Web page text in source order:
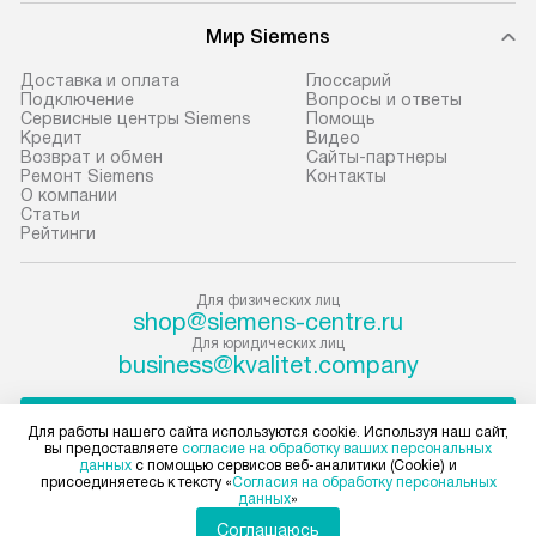
доставки доставит упакованный
требуется переместить прибор
до двери квартиры или до места
установки, пожалуйста,
предварительно согласуйте это
с менеджером. За данную услугу
взимается дополнительная плата.
они не позволяют пронести чего
через дверной проем,
то сотрудники транспортной
выступающие элементы, так как
в будущем это может привести
к отказу в проведении ремонта
по гарантии. Перед заказом
Стандартная
и
а затем
к
по
установку не
Мир Siemens
Доставка и оплата
Подключение
Сервисные центры Siemens
Кредит
Возврат и обмен
Ремонт Siemens
О компании
Статьи
Рейтинги
Глоссарий
Вопросы и ответы
Помощь
Видео
Сайты-партнеры
Контакты
Для физических лиц
shop@siemens-centre.ru
Для юридических лиц
business@kvalitet.company
Политика конфиденциальности
Условия продажи
Карта сайта
Для работы нашего сайта используются cookie. Используя наш сайт,
вы предоставляете согласие на обработку ваших персональных
данных с помощью сервисов веб-аналитики (Cookie) и
присоединяетесь к тексту «Согласия на обработку персональных
данных»
Соглашаюсь